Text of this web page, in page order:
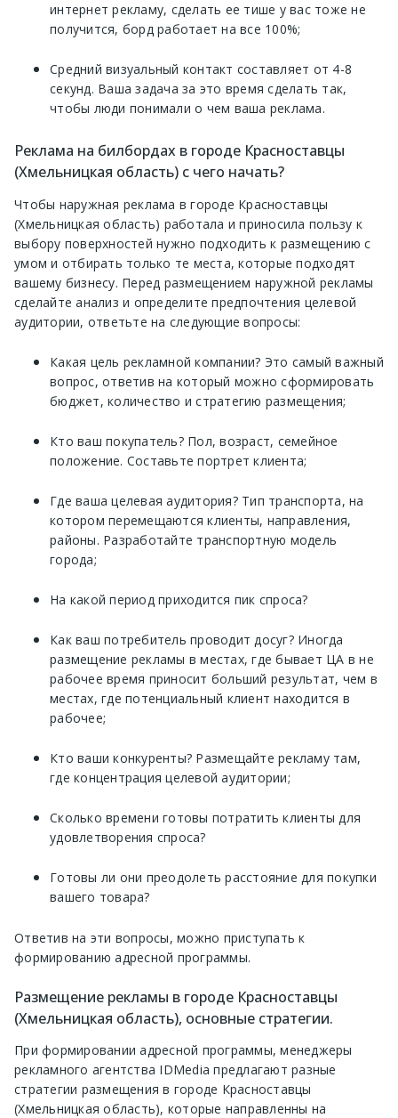
интернет рекламу, сделать ее тише у вас тоже не
получится, борд работает на все 100%;
Средний визуальный контакт составляет от 4-8
секунд. Ваша задача за это время сделать так,
чтобы люди понимали о чем ваша реклама.
Реклама на билбордах в городе Красноставцы
(Хмельницкая область) с чего начать?
Чтобы наружная реклама в городе Красноставцы
(Хмельницкая область) работала и приносила пользу к
выбору поверхностей нужно подходить к размещению с
умом и отбирать только те места, которые подходят
вашему бизнесу. Перед размещением наружной рекламы
сделайте анализ и определите предпочтения целевой
аудитории, ответьте на следующие вопросы:
Какая цель рекламной компании? Это самый важный
вопрос, ответив на который можно сформировать
бюджет, количество и стратегию размещения;
Кто ваш покупатель? Пол, возраст, семейное
положение. Составьте портрет клиента;
Где ваша целевая аудитория? Тип транспорта, на
котором перемещаются клиенты, направления,
районы. Разработайте транспортную модель
города;
На какой период приходится пик спроса?
Как ваш потребитель проводит досуг? Иногда
размещение рекламы в местах, где бывает ЦА в не
рабочее время приносит больший результат, чем в
местах, где потенциальный клиент находится в
рабочее;
Кто ваши конкуренты? Размещайте рекламу там,
где концентрация целевой аудитории;
Сколько времени готовы потратить клиенты для
удовлетворения спроса?
Готовы ли они преодолеть расстояние для покупки
вашего товара?
Ответив на эти вопросы, можно приступать к
формированию адресной программы.
Размещение рекламы в городе Красноставцы
(Хмельницкая область), основные стратегии.
При формировании адресной программы, менеджеры
рекламного агентства IDMedia предлагают разные
стратегии размещения в городе Красноставцы
(Хмельницкая область), которые направленны на